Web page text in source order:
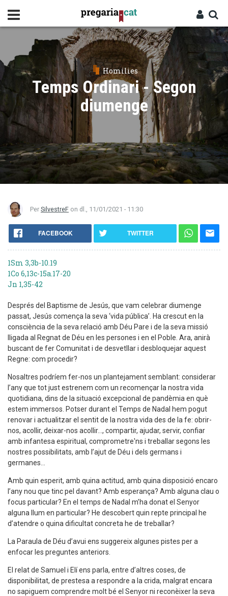
contingut
Entra
Homilies
Temps Ordinari - Segon
diumenge
Per SilvestreF on dl., 11/01/2021 - 11:30
FACEBOOK TWITTER
1Sm 3,3b-10.19
1Co 6,13c-15a.17-20
Jn 1,35-42
Després del Baptisme de Jesús, que vam celebrar diumenge
passat, Jesús comença la seva ‘vida pública’. Ha crescut en la
consciència de la seva relació amb Déu Pare i de la seva missió
lligada al Regnat de Déu en les persones i en el Poble. Ara, anirà
buscant de fer Comunitat i de desvetllar i desbloquejar aquest
Regne: com procedir?
Nosaltres podríem fer-nos un plantejament semblant: considerar
l’any que tot just estrenem com un recomençar la nostra vida
quotidiana, dins de la situació excepcional de pandèmia en què
estem immersos. Potser durant el Temps de Nadal hem pogut
renovar i actualitzar el sentit de la nostra vida des de la fe: obrir-
nos, acollir, deixar-nos acollir..., compartir, ajudar, servir, confiar
amb infantesa espiritual, comprometre'ns i treballar segons les
nostres possibilitats, amb l’ajut de Déu i dels germans i
germanes...
Amb quin esperit, amb quina actitud, amb quina disposició encaro
l’any nou que tinc pel davant? Amb esperança? Amb alguna clau o
focus particular? En el temps de Nadal m’ha donat el Senyor
alguna llum en particular? He descobert quin repte principal he
d’atendre o quina dificultat concreta he de treballar?
La Paraula de Déu d’avui ens suggereix algunes pistes per a
enfocar les preguntes anteriors.
El relat de Samuel i Elí ens parla, entre d’altres coses, de
disponibilitat, de prestesa a respondre a la crida, malgrat encara
no sapiguem comprendre molt bé el Senyor ni reconèixer la seva